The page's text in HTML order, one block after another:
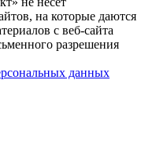
на которые даются
с веб-сайта
разрешения
данных